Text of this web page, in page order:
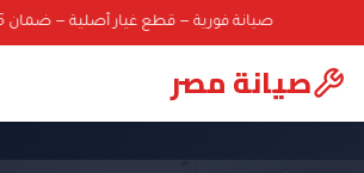
صيانة فورية — قطع غيار أصلية — ضمان 6 أشهر — 01000069586
صيانة مصر